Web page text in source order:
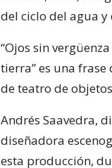
del ciclo del agua
“Ojos sin
tierra” es una
de teatro de
Andrés Saavedra,
diseñadora
esta producción,